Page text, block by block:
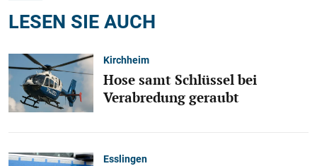
LESEN SIE AUCH
Kirchheim
Hose samt Schlüssel bei
Verabredung geraubt
Esslingen